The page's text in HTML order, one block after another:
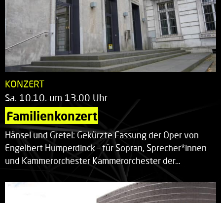
KONZERT
Sa. 10.10. um 13.00 Uhr
Familienkonzert
Hänsel und Gretel: Gekürzte Fassung der Oper von
Engelbert Humperdinck – für Sopran, Sprecher*innen
und Kammerorchester Kammerorchester der…